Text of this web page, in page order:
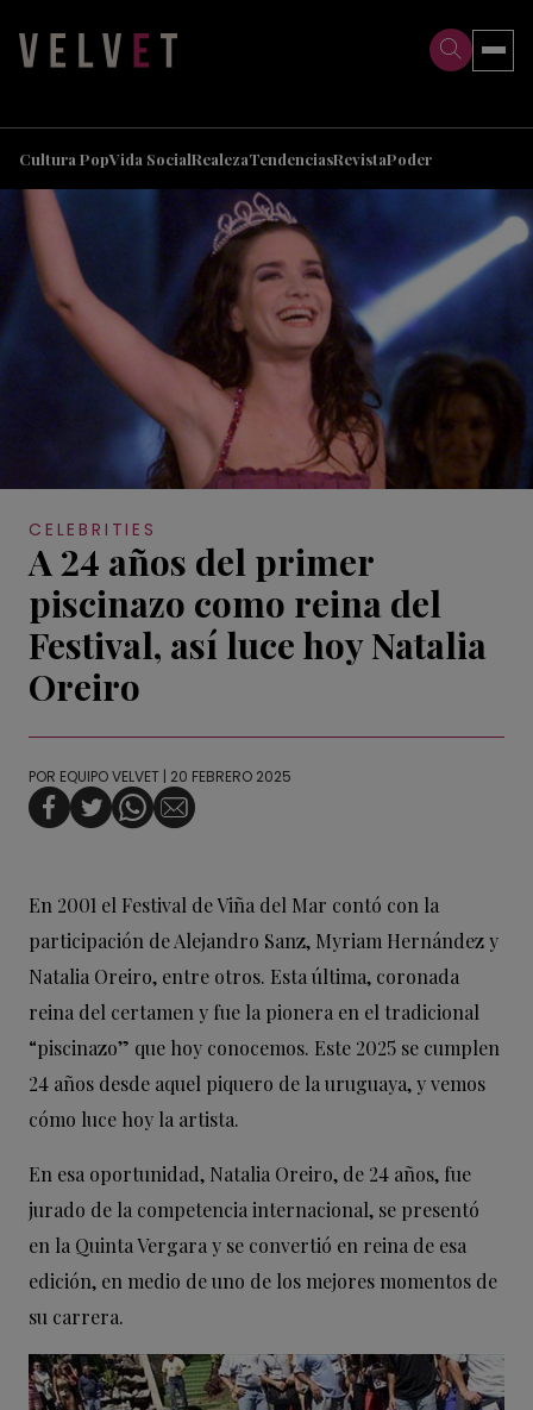
Cultura PopVida SocialRealezaTendenciasRevistaPoder
CELEBRITIES
A 24 años del primer
piscinazo como reina del
Festival, así luce hoy Natalia
Oreiro
POR EQUIPO VELVET | 20 FEBRERO 2025
En 2001 el Festival de Viña del Mar contó con la
participación de Alejandro Sanz, Myriam Hernández y
Natalia Oreiro, entre otros. Esta última, coronada
reina del certamen y fue la pionera en el tradicional
“piscinazo” que hoy conocemos. Este 2025 se cumplen
24 años desde aquel piquero de la uruguaya, y vemos
cómo luce hoy la artista.
En esa oportunidad, Natalia Oreiro, de 24 años, fue
jurado de la competencia internacional, se presentó
en la Quinta Vergara y se convertió en reina de esa
edición, en medio de uno de los mejores momentos de
su carrera.